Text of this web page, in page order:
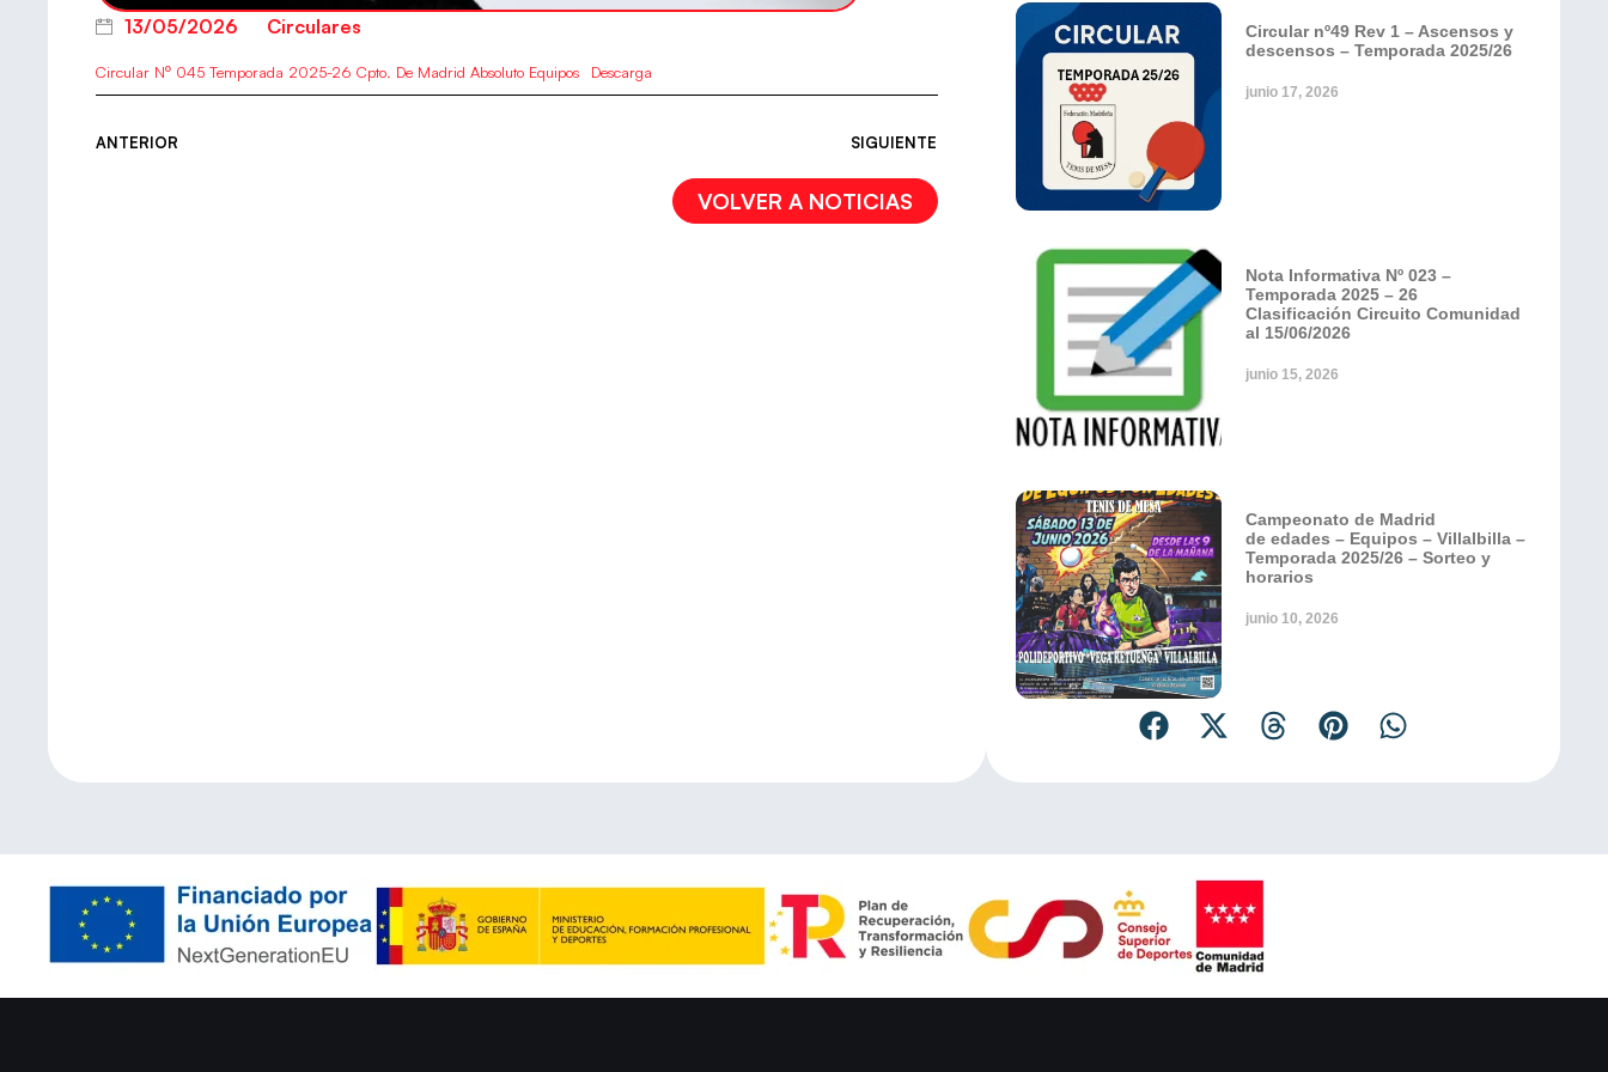
13/05/2026 Circulares
Circular Nº 045 Temporada 2025-26 Cpto. De Madrid Absoluto Equipos Descarga
ANTERIOR SIGUIENTE
VOLVER A NOTICIAS
Circular nº49 Rev 1 – Ascensos y
descensos – Temporada 2025/26
junio 17, 2026
Nota Informativa Nº 023 –
Temporada 2025 – 26
Clasificación Circuito Comunidad
al 15/06/2026
junio 15, 2026
Campeonato de Madrid
de edades – Equipos – Villalbilla –
Temporada 2025/26 – Sorteo y
horarios
junio 10, 2026